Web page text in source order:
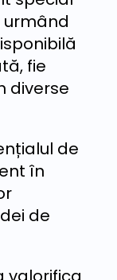
urmând
fie
diverse
de
în
de